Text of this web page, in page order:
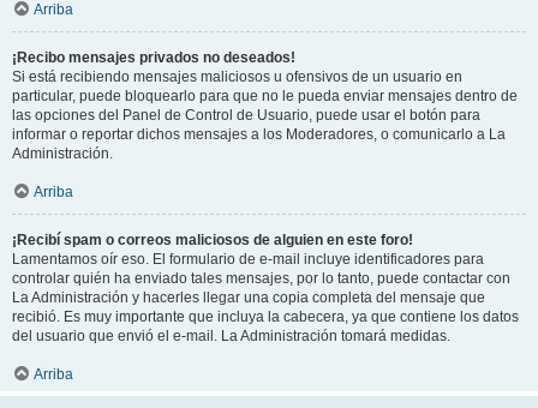
Arriba
¡Recibo mensajes privados no deseados!
Si está recibiendo mensajes maliciosos u ofensivos de un usuario en
particular, puede bloquearlo para que no le pueda enviar mensajes dentro de
las opciones del Panel de Control de Usuario, puede usar el botón para
informar o reportar dichos mensajes a los Moderadores, o comunicarlo a La
Administración.
Arriba
¡Recibí spam o correos maliciosos de alguien en este foro!
Lamentamos oír eso. El formulario de e-mail incluye identificadores para
controlar quién ha enviado tales mensajes, por lo tanto, puede contactar con
La Administración y hacerles llegar una copia completa del mensaje que
recibió. Es muy importante que incluya la cabecera, ya que contiene los datos
del usuario que envió el e-mail. La Administración tomará medidas.
Arriba